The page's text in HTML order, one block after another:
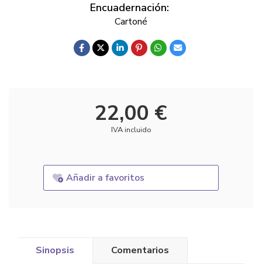
Encuadernación:
Cartoné
22,00 €
IVA incluido
Añadir a favoritos
Sinopsis Comentarios